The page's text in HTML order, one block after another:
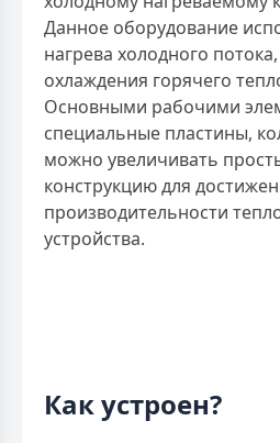
Данное оборудование
нагрева холодного
охлаждения горячего
Основными рабочими
специальные пластины,
можно увеличивать
конструкцию для
производительности
устройства.
Как устроен?